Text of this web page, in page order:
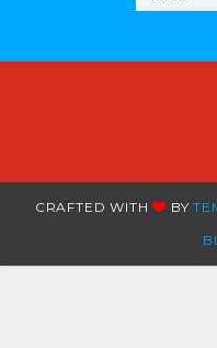
CRAFTED WITH BY